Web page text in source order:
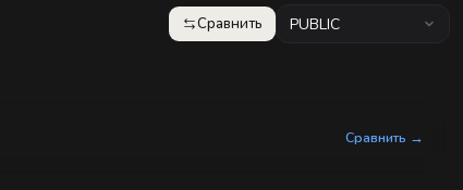
Сравнить PUBLIC
Сравнить →